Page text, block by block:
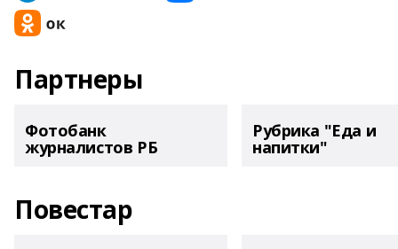
Партнеры
Фотобанк
журналистов РБ
Рубрика "Еда и
напитки"
Повестар